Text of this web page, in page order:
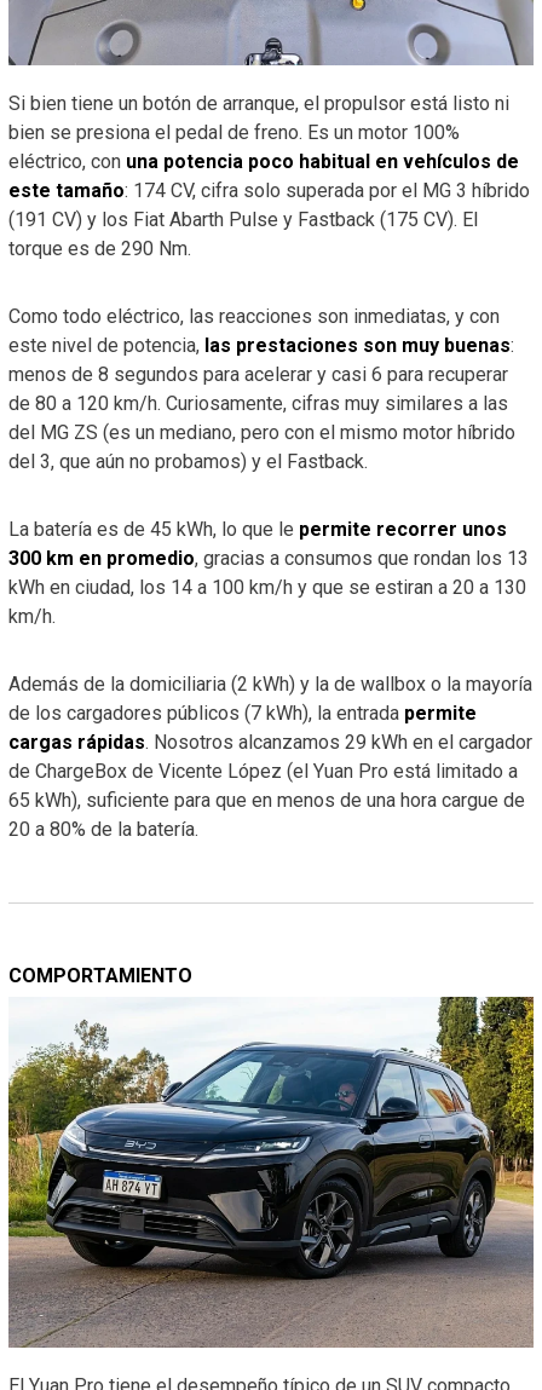
Si bien tiene un botón de arranque, el propulsor está listo ni
bien se presiona el pedal de freno. Es un motor 100%
eléctrico, con una potencia poco habitual en vehículos de
este tamaño: 174 CV, cifra solo superada por el MG 3 híbrido
(191 CV) y los Fiat Abarth Pulse y Fastback (175 CV). El
torque es de 290 Nm.
Como todo eléctrico, las reacciones son inmediatas, y con
este nivel de potencia, las prestaciones son muy buenas:
menos de 8 segundos para acelerar y casi 6 para recuperar
de 80 a 120 km/h. Curiosamente, cifras muy similares a las
del MG ZS (es un mediano, pero con el mismo motor híbrido
del 3, que aún no probamos) y el Fastback.
La batería es de 45 kWh, lo que le permite recorrer unos
300 km en promedio, gracias a consumos que rondan los 13
kWh en ciudad, los 14 a 100 km/h y que se estiran a 20 a 130
km/h.
Además de la domiciliaria (2 kWh) y la de wallbox o la mayoría
de los cargadores públicos (7 kWh), la entrada permite
cargas rápidas. Nosotros alcanzamos 29 kWh en el cargador
de ChargeBox de Vicente López (el Yuan Pro está limitado a
65 kWh), suficiente para que en menos de una hora cargue de
20 a 80% de la batería.
COMPORTAMIENTO